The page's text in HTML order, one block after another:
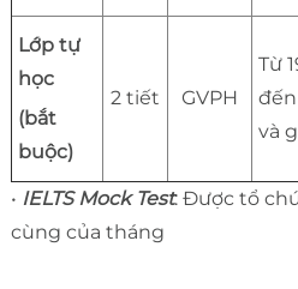
Lớp tự
học
(bắt
buộc)
2 tiết GVPH
Từ
và
• IELTS Mock Test: Được tổ
cùng của tháng